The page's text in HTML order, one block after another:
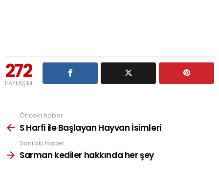
272
PAYLAŞIM
more
Önceki haber
S Harfi ile Başlayan Hayvan İsimleri
Sonraki haber
Sarman kediler hakkında her şey